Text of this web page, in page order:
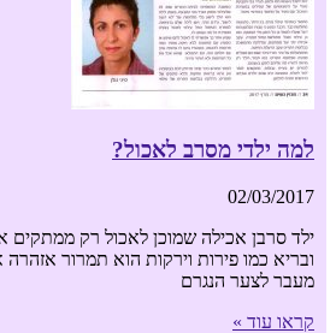
למה ילדי מסרב לאכול?
02/03/2017
ילד סרבן אכילה שמוכן לאכול רק ממתקים או
ובריא כמו פירות וירקות הוא תמרור אזהרה
מעבר לצער הנגרם
קראו עוד »